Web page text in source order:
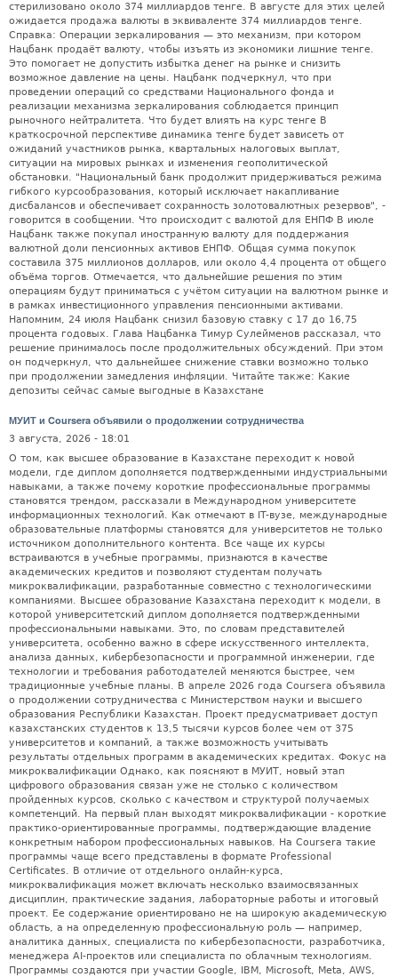
стерилизовано около 374 миллиардов тенге. В августе для этих целей
ожидается продажа валюты в эквиваленте 374 миллиардов тенге.
Справка: Операции зеркалирования — это механизм, при котором
Нацбанк продаёт валюту, чтобы изъять из экономики лишние тенге.
Это помогает не допустить избытка денег на рынке и снизить
возможное давление на цены. Нацбанк подчеркнул, что при
проведении операций со средствами Национального фонда и
реализации механизма зеркалирования соблюдается принцип
рыночного нейтралитета. Что будет влиять на курс тенге В
краткосрочной перспективе динамика тенге будет зависеть от
ожиданий участников рынка, квартальных налоговых выплат,
ситуации на мировых рынках и изменения геополитической
обстановки. "Национальный банк продолжит придерживаться режима
гибкого курсообразования, который исключает накапливание
дисбалансов и обеспечивает сохранность золотовалютных резервов", -
говорится в сообщении. Что происходит с валютой для ЕНПФ В июле
Нацбанк также покупал иностранную валюту для поддержания
валютной доли пенсионных активов ЕНПФ. Общая сумма покупок
составила 375 миллионов долларов, или около 4,4 процента от общего
объёма торгов. Отмечается, что дальнейшие решения по этим
операциям будут приниматься с учётом ситуации на валютном рынке и
в рамках инвестиционного управления пенсионными активами.
Напомним, 24 июля Нацбанк снизил базовую ставку с 17 до 16,75
процента годовых. Глава Нацбанка Тимур Сулейменов рассказал, что
решение принималось после продолжительных обсуждений. При этом
он подчеркнул, что дальнейшее снижение ставки возможно только
при продолжении замедления инфляции. Читайте также: Какие
депозиты сейчас самые выгодные в Казахстане
МУИТ и Coursera объявили о продолжении сотрудничества
3 августа, 2026 - 18:01
О том, как высшее образование в Казахстане переходит к новой
модели, где диплом дополняется подтвержденными индустриальными
навыками, а также почему короткие профессиональные программы
становятся трендом, рассказали в Международном университете
информационных технологий. Как отмечают в IT-вузе, международные
образовательные платформы становятся для университетов не только
источником дополнительного контента. Все чаще их курсы
встраиваются в учебные программы, признаются в качестве
академических кредитов и позволяют студентам получать
микроквалификации, разработанные совместно с технологическими
компаниями. Высшее образование Казахстана переходит к модели, в
которой университетский диплом дополняется подтвержденными
профессиональными навыками. Это, по словам представителей
университета, особенно важно в сфере искусственного интеллекта,
анализа данных, кибербезопасности и программной инженерии, где
технологии и требования работодателей меняются быстрее, чем
традиционные учебные планы. В апреле 2026 года Coursera объявила
о продолжении сотрудничества с Министерством науки и высшего
образования Республики Казахстан. Проект предусматривает доступ
казахстанских студентов к 13,5 тысячи курсов более чем от 375
университетов и компаний, а также возможность учитывать
результаты отдельных программ в академических кредитах. Фокус на
микроквалификации Однако, как поясняют в МУИТ, новый этап
цифрового образования связан уже не столько с количеством
пройденных курсов, сколько с качеством и структурой получаемых
компетенций. На первый план выходят микроквалификации - короткие
практико-ориентированные программы, подтверждающие владение
конкретным набором профессиональных навыков. На Coursera такие
программы чаще всего представлены в формате Professional
Certificates. В отличие от отдельного онлайн-курса,
микроквалификация может включать несколько взаимосвязанных
дисциплин, практические задания, лабораторные работы и итоговый
проект. Ее содержание ориентировано не на широкую академическую
область, а на определенную профессиональную роль — например,
аналитика данных, специалиста по кибербезопасности, разработчика,
менеджера AI-проектов или специалиста по облачным технологиям.
Программы создаются при участии Google, IBM, Microsoft, Meta, AWS,